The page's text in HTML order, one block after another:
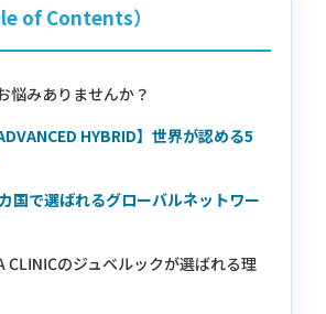
of Contents）
悩みありませんか？
HYBRID】世界が認める5
国で選ばれるグローバルネットワー
CLINICのジュベルックが選ばれる理